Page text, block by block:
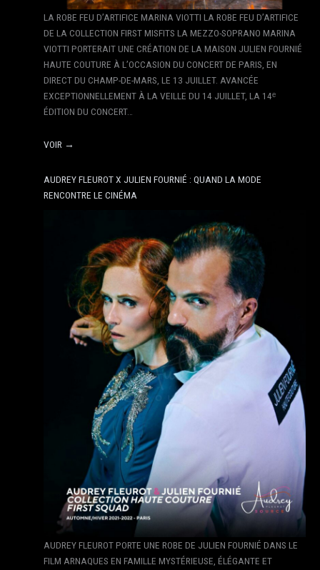
LA ROBE FEU D’ARTIFICE MARINA VIOTTI LA ROBE FEU D’ARTIFICE
DE LA COLLECTION FIRST MISFITS LA MEZZO-SOPRANO MARINA
VIOTTI PORTERAIT UNE CRÉATION DE LA MAISON JULIEN FOURNIÉ
HAUTE COUTURE À L’OCCASION DU CONCERT DE PARIS, EN
DIRECT DU CHAMP-DE-MARS, LE 13 JUILLET. AVANCÉE
EXCEPTIONNELLEMENT À LA VEILLE DU 14 JUILLET, LA 14ᵉ
ÉDITION DU CONCERT…
VOIR →
AUDREY FLEUROT X JULIEN FOURNIÉ : QUAND LA MODE
RENCONTRE LE CINÉMA
AUDREY FLEUROT PORTE UNE ROBE DE JULIEN FOURNIÉ DANS LE
FILM ARNAQUES EN FAMILLE MYSTÉRIEUSE, ÉLÉGANTE ET